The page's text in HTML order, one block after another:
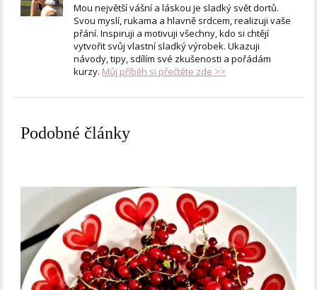
Mou největší vášní a láskou je sladký svět dortů.
Svou myslí, rukama a hlavně srdcem, realizuji vaše
přání. Inspiruji a motivuji všechny, kdo si chtějí
vytvořit svůj vlastní sladký výrobek. Ukazuji
návody, tipy, sdílím své zkušenosti a pořádám
kurzy. Můj příběh si přečtěte zde >>
Podobné články